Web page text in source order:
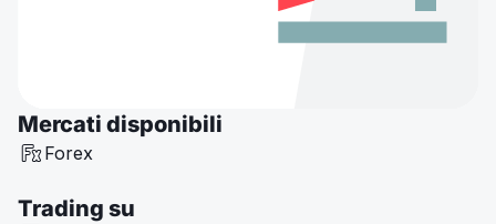
Mercati disponibili
Forex
Trading su